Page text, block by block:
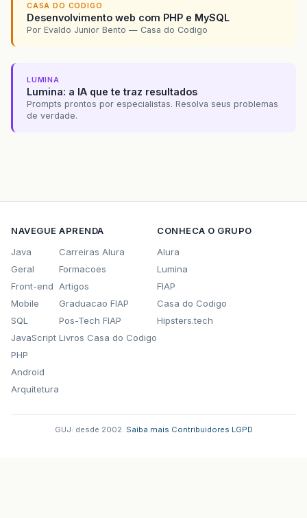
CASA DO CODIGO
Desenvolvimento web com PHP e MySQL
Por Evaldo Junior Bento — Casa do Codigo
LUMINA
Lumina: a IA que te traz resultados
Prompts prontos por especialistas. Resolva seus problemas
de verdade.
NAVEGUE
Java
Geral
Front-end
Mobile
SQL
JavaScript
PHP
Android
Arquitetura
APRENDA
Carreiras Alura
Formacoes
Artigos
Graduacao FIAP
Pos-Tech FIAP
Livros Casa do Codigo
CONHECA O GRUPO
Alura
Lumina
FIAP
Casa do Codigo
Hipsters.tech
GUJ: desde 2002. Saiba mais Contribuidores LGPD